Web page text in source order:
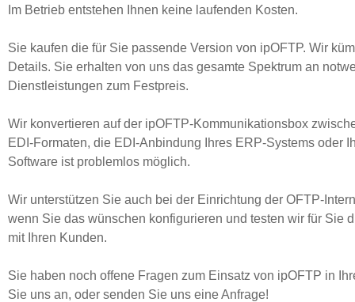
Im Betrieb entstehen Ihnen keine laufenden Kosten.
Sie kaufen die für Sie passende Version von ipOFTP. Wir
Details. Sie erhalten von uns das gesamte Spektrum an
Dienstleistungen zum Festpreis.
Wir konvertieren auf der ipOFTP-Kommunikationsbox
EDI-Formaten, die EDI-Anbindung Ihres ERP-Systems oder
Software ist problemlos möglich.
Wir unterstützen Sie auch bei der Einrichtung der OFTP-
wenn Sie das wünschen konfigurieren und testen wir für Sie
mit Ihren Kunden.
Sie haben noch offene Fragen zum Einsatz von ipOFTP in
Sie uns an, oder senden Sie uns eine Anfrage!